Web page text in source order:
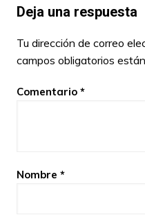
Deja una respuesta
Tu dirección de correo
campos obligatorios
Comentario *
Nombre *